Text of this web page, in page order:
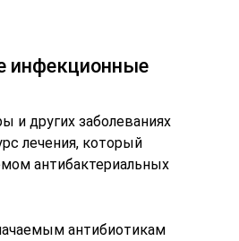
инфекционные
и других заболеваниях
лечения, который
антибактериальных
антибиотикам